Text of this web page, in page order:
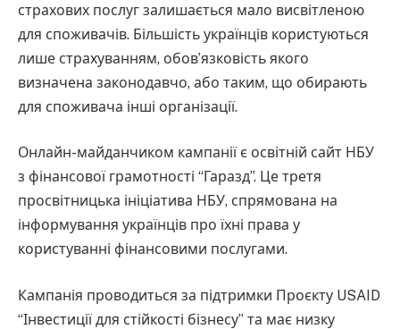
страхових послуг залишається мало висвітленою
для споживачів. Більшість українців користуються
лише страхуванням, обов’язковість якого
визначена законодавчо, або таким, що обирають
для споживача інші організації.
Онлайн-майданчиком кампанії є освітній сайт НБУ
з фінансової грамотності “Гаразд”. Це третя
просвітницька ініціатива НБУ, спрямована на
інформування українців про їхні права у
користуванні фінансовими послугами.
Кампанія проводиться за підтримки Проєкту USAID
“Інвестиції для стійкості бізнесу” та має низку